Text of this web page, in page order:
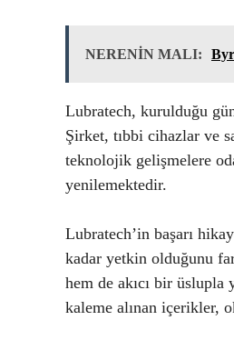
NERENİN MALI:
Lubratech, kurulduğu
Şirket, tıbbi cihazlar ve
teknolojik gelişmelere
yenilemektedir.
Lubratech’in başarı
kadar yetkin olduğunu
hem de akıcı bir üslupla
kaleme alınan içerikler,